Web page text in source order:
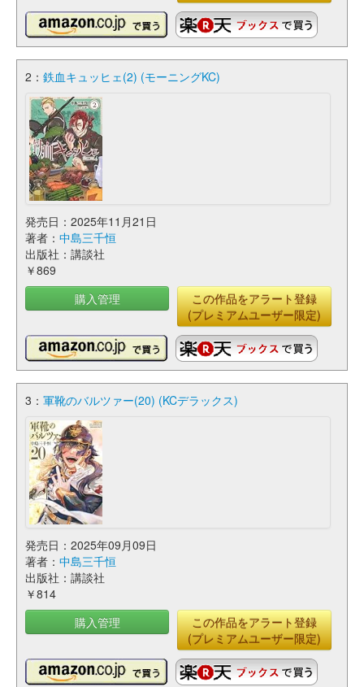
2： 鉄血キュッヒェ(2) (モーニングKC)
発売日：2025年11月21日
著者： 中島三千恒
出版社：講談社
￥869
購入管理
この作品をアラート登録
(プレミアムユーザー限定)
3： 軍靴のバルツァー(20) (KCデラックス)
発売日：2025年09月09日
著者： 中島三千恒
出版社：講談社
￥814
購入管理
この作品をアラート登録
(プレミアムユーザー限定)